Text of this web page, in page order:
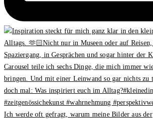
Ich werde oft gefragt, warum meine Bilder aus der